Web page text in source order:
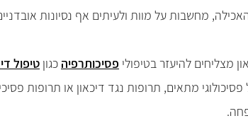
מחשבות על מוות ולעיתים אף נסיונות
מצליחים להיעזר בטיפולי פסיכותרפיה כגון טיפול
מתאים, תרופות נגד דיכאון או תרופות